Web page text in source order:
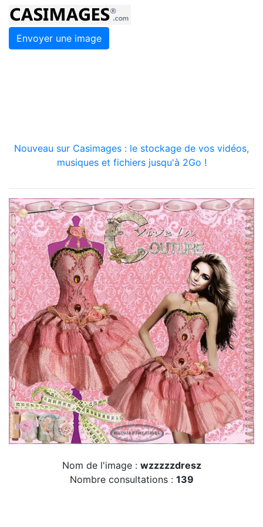
Envoyer une image
Nouveau sur Casimages : le stockage de vos vidéos,
musiques et fichiers jusqu'à 2Go !
Nom de l'image : wzzzzzdresz
Nombre consultations : 139